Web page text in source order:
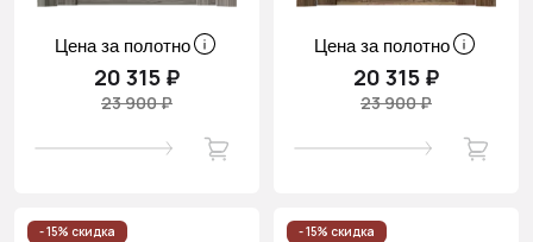
Цена за полотно
20 315 ₽
23 900 ₽
Цена за полотно
20 315 ₽
23 900 ₽
- 15% скидка - 15% скидка